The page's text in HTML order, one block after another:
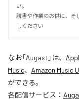
い。
読書や作業のお供に、そ
しください
なお「Augast 」は、
Music、 Amazon Music
ができる。
各配信サービス：